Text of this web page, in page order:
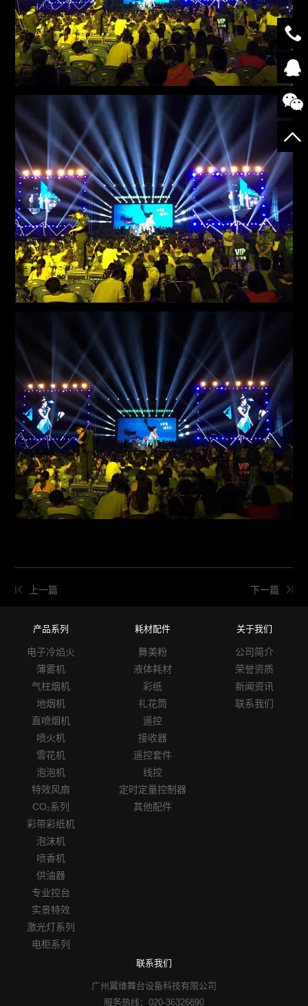
上一篇 下一篇
产品系列
电子冷焰火
薄雾机
气柱烟机
地烟机
直喷烟机
喷火机
雪花机
泡泡机
特效风扇
CO₂系列
彩带彩纸机
泡沫机
喷香机
供油器
专业控台
实景特效
激光灯系列
电柜系列
耗材配件
舞美粉
液体耗材
彩纸
礼花筒
遥控
接收器
遥控套件
线控
定时定量控制器
其他配件
关于我们
公司简介
荣誉资质
新闻资讯
联系我们
联系我们
广州翼维舞台设备科技有限公司
服务热线：020-36326890